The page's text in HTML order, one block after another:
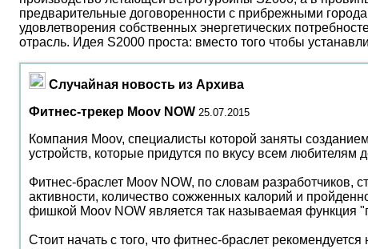
предварительные договоренности с прибрежными
удовлетворения собственных энергетических
отрасль. Идея S2000 проста: вместо того чтобы
Случайная новость из Архива
Фитнес-трекер Moov NOW 25.07.2015
Компания Moov, специалисты которой заняты
устройств, которые придутся по вкусу всем
Фитнес-браслет Moov NOW, по словам
активности, количество сожженных калорий и
фишкой Moov NOW является так называемая функция
Стоит начать с того, что фитнес-браслет